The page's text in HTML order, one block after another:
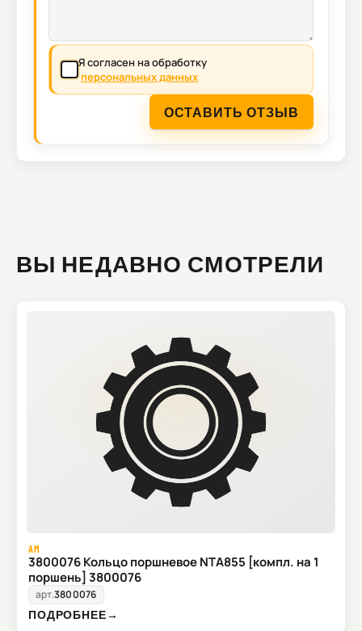
Я согласен на обработку
персональных данных
ОСТАВИТЬ ОТЗЫВ
ВЫ НЕДАВНО СМОТРЕЛИ
AM
3800076 Кольцо поршневое NTA855 [компл. на 1
поршень] 3800076
арт.3800076
ПОДРОБНЕЕ→